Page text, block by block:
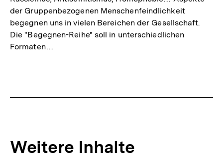
der Gruppenbezogenen Menschenfeindlichkeit
begegnen uns in vielen Bereichen der Gesellschaft.
Die "Begegnen-Reihe" soll in unterschiedlichen
Formaten…
Weitere Inhalte